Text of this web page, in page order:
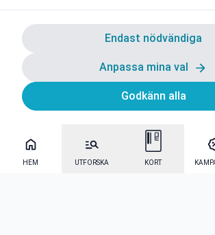
HEM UTFORSKA KORT
Endast nödvändiga
Anpassa mina val
Godkänn alla